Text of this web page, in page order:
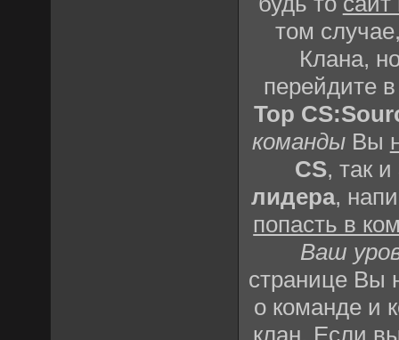
том
Клана,
перейдите
Top
командыВы
CS, так и
лидера,
попасть в
Ваш
странице Вы
о команде и
клан. Если